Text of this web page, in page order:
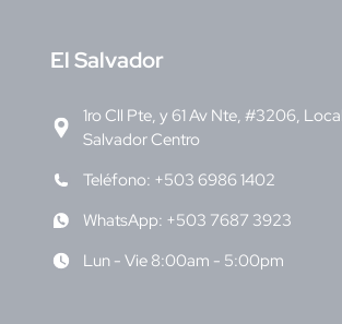
El Salvador
1ro Cll Pte, y 61 Av Nte, #3206,
Salvador Centro
Teléfono: +503 6986 1402
WhatsApp: +503 7687 3923
Lun - Vie 8:00am - 5:00pm